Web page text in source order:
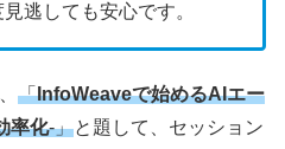
逃しても安心です。
「InfoWeaveで始めるAIエー
率化-」と題して、セッション